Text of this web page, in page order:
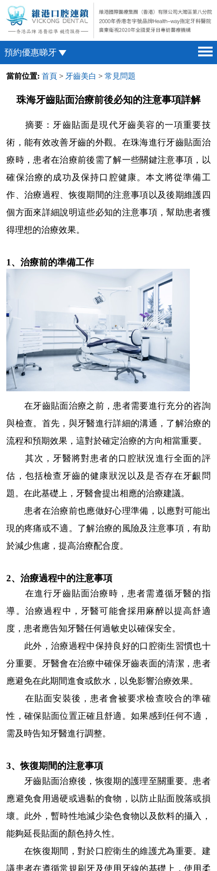
預約優惠睇牙
首頁 home page
醫院簡介 hospital introduction
箍牙 orthodontics
收費標準 change standard
預約牙醫 contact us
澳門電話預約
微信預約
當前位置: 首頁 > 牙齒美白 >常見問題
珠海牙齒貼面治療前後必知的注意事項詳解
摘要：牙齒貼面是現代牙齒美容的一項重要技
術，能有效改善牙齒的外觀。在珠海進行牙齒貼面治
療時，患者在治療前後需了解一些關鍵注意事項，以
確保治療的成功及保持口腔健康。本文將從準備工
作、治療過程、恢復期間的注意事項以及後期維護四
個方面來詳細說明這些必知的注意事項，幫助患者獲
得理想的治療效果。
1、治療前的準備工作
在牙齒貼面治療之前，患者需要進行充分的咨詢
與檢查。首先，與牙醫進行詳細的溝通，了解治療的
流程和預期效果，這對於確定治療的方向相當重要。
其次，牙醫將對患者的口腔狀況進行全面的評
估，包括檢查牙齒的健康狀況以及是否存在牙齦問
題。在此基礎上，牙醫會提出相應的治療建議。
患者在治療前也應做好心理準備，以應對可能出
現的疼痛或不適。了解治療的風險及注意事項，有助
於減少焦慮，提高治療配合度。
2、治療過程中的注意事項
在進行牙齒貼面治療時，患者需遵循牙醫的指
導。治療過程中，牙醫可能會採用麻醉以提高舒適
度，患者應告知牙醫任何過敏史以確保安全。
此外，治療過程中保持良好的口腔衛生習慣也十
分重要。牙醫會在治療中確保牙齒表面的清潔，患者
應避免在此期間進食或飲水，以免影響治療效果。
在貼面安裝後，患者會被要求檢查咬合的準確
性，確保貼面位置正確且舒適。如果感到任何不適，
需及時告知牙醫進行調整。
3、恢復期間的注意事項
牙齒貼面治療後，恢復期的護理至關重要。患者
應避免食用過硬或過黏的食物，以防止貼面脫落或損
壞。此外，暫時性地減少染色食物以及飲料的攝入，
能夠延長貼面的顏色持久性。
在恢復期間，對於口腔衛生的維護尤為重要。建
議患者在遵循常規刷牙及使用牙線的基礎上，使用柔